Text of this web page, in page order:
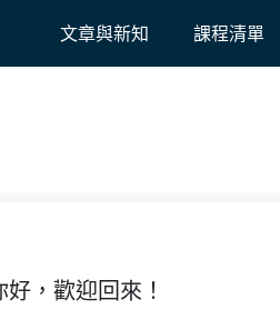
文章與新知 課程清單
好，歡迎回來！